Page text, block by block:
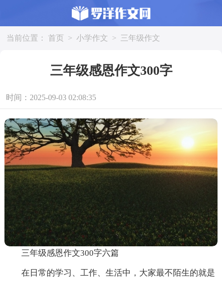
当前位置： 首页 > 小学作文 > 三年级作文
三年级感恩作文300字
时间：2025-09-03 02:08:35
三年级感恩作文300字六篇
在日常的学习、工作、生活中，大家最不陌生的就是